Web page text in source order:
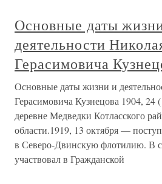
Основные даты
деятельности
Герасимовича
Основные даты жизни и
Герасимовича Кузнецова 1904,
деревне Медведки Котласского
области.1919, 13 октября —
в Северо-Двинскую флотилию. В
участвовал в Гражданской